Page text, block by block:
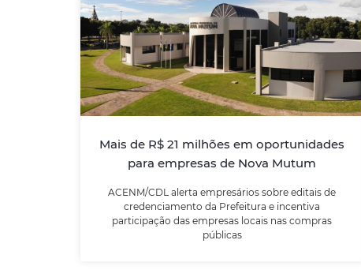
Mais de R$ 21 milhões em oportunidades
para empresas de Nova Mutum
ACENM/CDL alerta empresários sobre editais de
credenciamento da Prefeitura e incentiva
participação das empresas locais nas compras
públicas
Mais de R$ 21 milhões em
oportunidades para empresas de
Nova Mutum
ACENM/CDL alerta empresários sobre
incentiva participação das empresas locais
nas compras públicas
LEIA MAIS